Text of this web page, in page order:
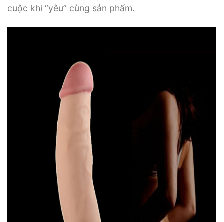
cuộc khi “yêu” cùng sản phẩm.